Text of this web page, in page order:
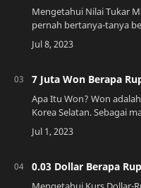
Mengetahui Nilai Tukar
pernah bertanya-tanya
dollar dalam rupiah?
pertanyaan tersebut, kita
7 Juta Won Berapa
Apa Itu Won? Won
Korea Selatan. Sebagai
digunakan di negara
tinggi jika dibandingkan
0.03 Dollar Berapa